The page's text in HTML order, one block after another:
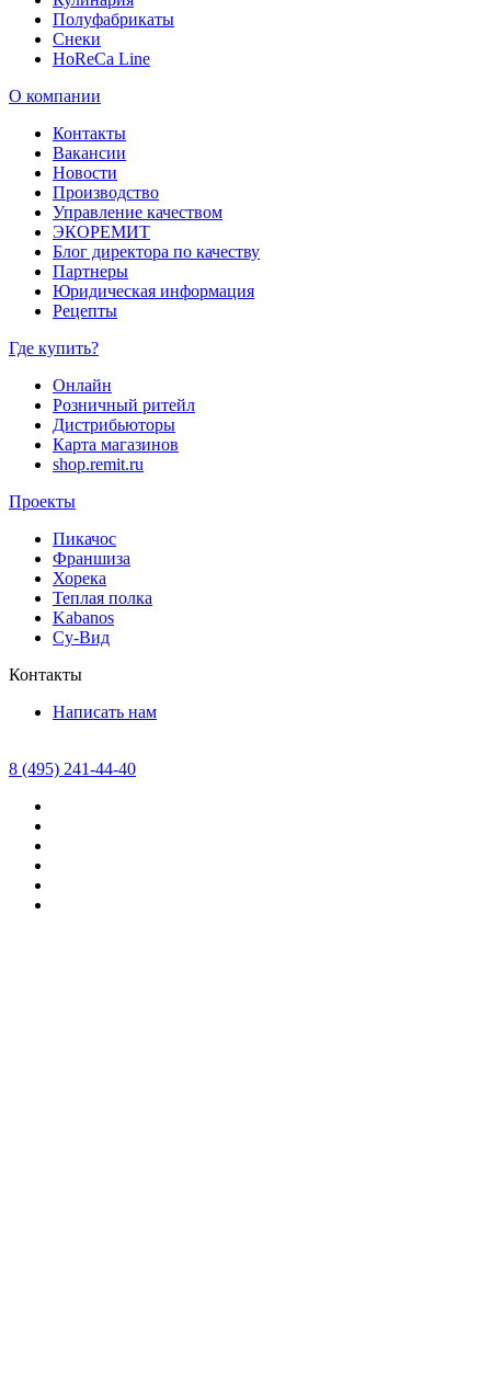
Полуфабрикаты
Снеки
HoReCa Line
О компании
Контакты
Вакансии
Новости
Производство
Управление качеством
ЭКОРЕМИТ
Блог директора по качеству
Партнеры
Юридическая информация
Рецепты
Где купить?
Онлайн
Розничный ритейл
Дистрибьюторы
Карта магазинов
shop.remit.ru
Проекты
Пикачос
Франшиза
Хорека
Теплая полка
Kabanos
Су-Вид
Контакты
Написать нам
8 (495) 241-44-40